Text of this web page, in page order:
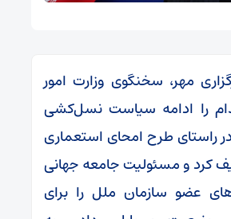
مهر، سخنگوی وزارت امور
را ادامه سیاست نسل‌کشی
راستای طرح امحای استعماری
کرد و مسئولیت جامعه جهانی
عضو سازمان ملل را برای